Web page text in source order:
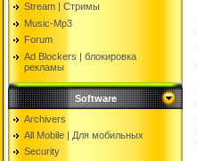
Stream | Стримы
Music-Mp3
Forum
Ad Blockers | блокировкa
рекламы
Software
Archivers
All Mobile | Для мобильных
Security